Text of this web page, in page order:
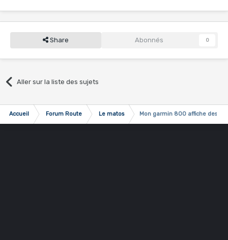
Share Abonnés 0
Aller sur la liste des sujets
Accueil Forum Route Le matos Mon garmin 800 affiche des